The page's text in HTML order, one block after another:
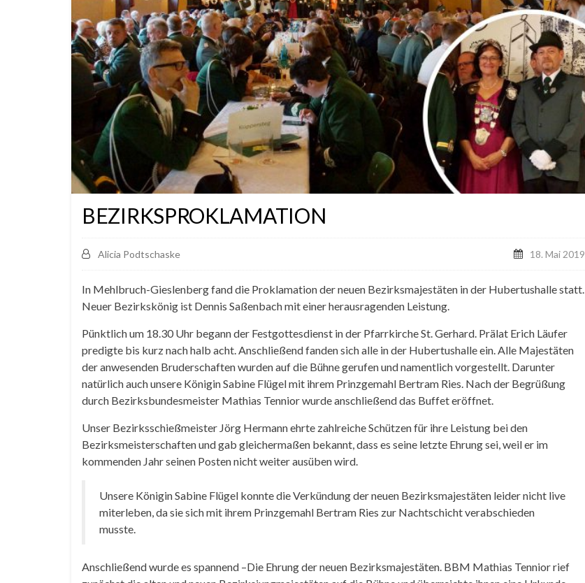
BEZIRKSPROKLAMATION
Alicia Podtschaske 18. Mai 2019
In Mehlbruch-Gieslenberg fand die Proklamation der neuen Bezirksmajestäten in der Hubertushalle statt.
Neuer Bezirkskönig ist Dennis Saßenbach mit einer herausragenden Leistung.
Pünktlich um 18.30 Uhr begann der Festgottesdienst in der Pfarrkirche St. Gerhard. Prälat Erich Läufer
predigte bis kurz nach halb acht. Anschließend fanden sich alle in der Hubertushalle ein. Alle Majestäten
der anwesenden Bruderschaften wurden auf die Bühne gerufen und namentlich vorgestellt. Darunter
natürlich auch unsere Königin Sabine Flügel mit ihrem Prinzgemahl Bertram Ries. Nach der Begrüßung
durch Bezirksbundesmeister Mathias Tennior wurde anschließend das Buffet eröffnet.
Unser Bezirksschießmeister Jörg Hermann ehrte zahlreiche Schützen für ihre Leistung bei den
Bezirksmeisterschaften und gab gleichermaßen bekannt, dass es seine letzte Ehrung sei, weil er im
kommenden Jahr seinen Posten nicht weiter ausüben wird.
Unsere Königin Sabine Flügel konnte die Verkündung der neuen Bezirksmajestäten leider nicht live
miterleben, da sie sich mit ihrem Prinzgemahl Bertram Ries zur Nachtschicht verabschieden
musste.
Anschließend wurde es spannend –Die Ehrung der neuen Bezirksmajestäten. BBM Mathias Tennior rief